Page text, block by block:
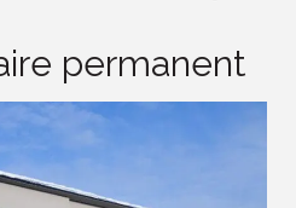
permanent